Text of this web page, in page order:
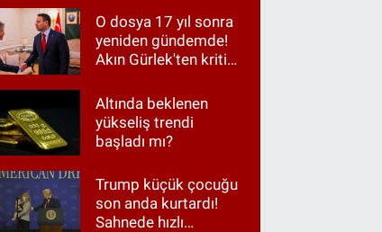
O dosya 17 yıl sonra
yeniden gündemde!
Akın Gürlek'ten kritik
Altında beklenen
yükseliş trendi
başladı mı?
Trump küçük çocuğu
son anda kurtardı!
Sahnede hızlı